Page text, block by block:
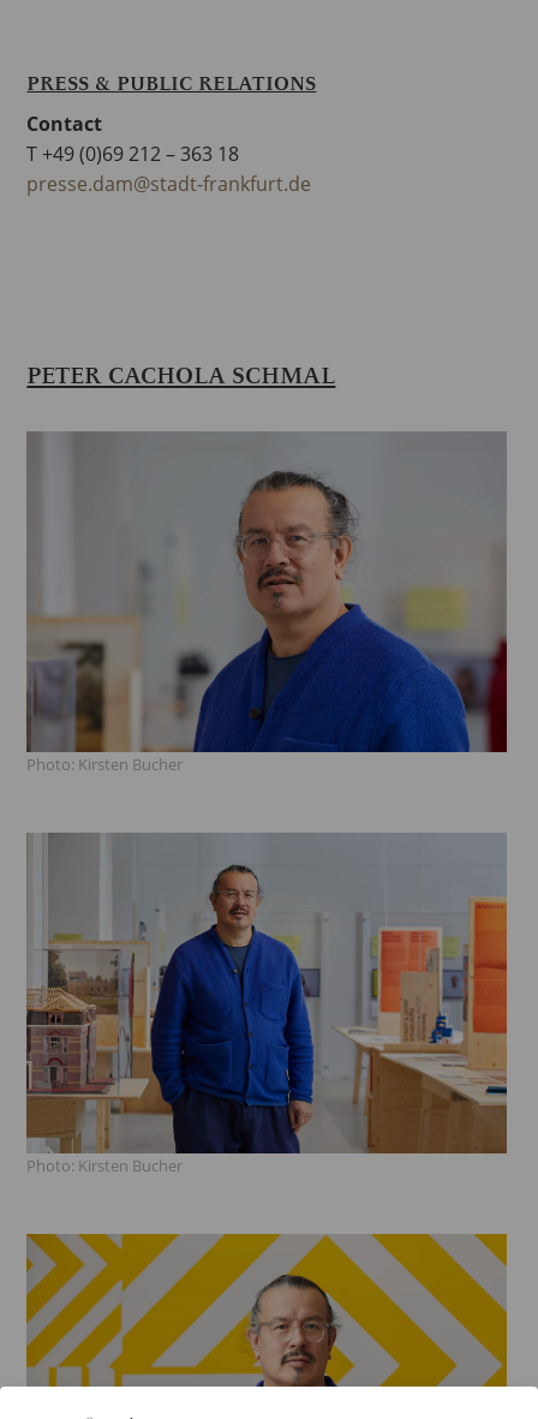
PRESS & PUBLIC RELATIONS
Contact
T +49 (0)69 212 – 363 18
presse.dam@stadt-frankfurt.de
PETER CACHOLA SCHMAL
Photo: Kirsten Bucher
Photo: Kirsten Bucher